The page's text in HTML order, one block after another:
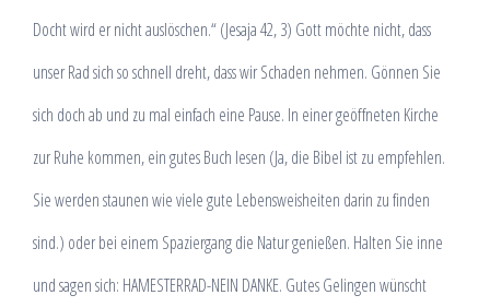
Docht wird er nicht auslöschen.“ (Jesaja 42, 3) Gott möchte nicht, dass
unser Rad sich so schnell dreht, dass wir Schaden nehmen. Gönnen Sie
sich doch ab und zu mal einfach eine Pause. In einer geöffneten Kirche
zur Ruhe kommen, ein gutes Buch lesen (Ja, die Bibel ist zu empfehlen.
Sie werden staunen wie viele gute Lebensweisheiten darin zu finden
sind.) oder bei einem Spaziergang die Natur genießen. Halten Sie inne
und sagen sich: HAMESTERRAD-NEIN DANKE. Gutes Gelingen wünscht